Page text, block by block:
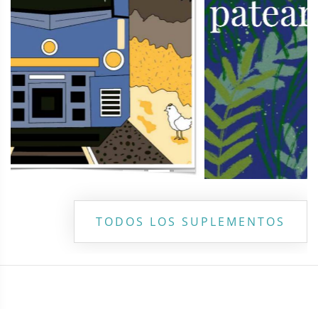
TODOS LOS SUPLEMENTOS